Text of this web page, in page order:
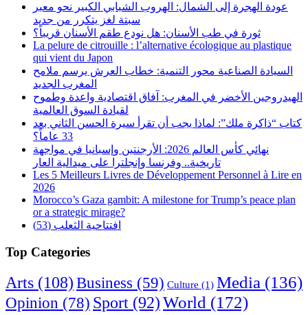
عودة الهجرة إلى الشمال: الهروب الشبابي الكبير نحو معبر
سبتة لغز يتكرر من جديد
ثورة في طب الأسنان: هل نودع طقم الأسنان قريباً؟
La pelure de citrouille : l’alternative écologique au plastique
qui vient du Japon
السيادة الصناعية محور التنمية: خطاب العرش يرسم ملامح
المغرب الجديد
الهيدروجين الأخضر في المغرب: آفاق اقتصادية واعدة وطموح
لقيادة السوق العالمية
كتاب “ذاكرة ملك”: لماذا يجب أن تقرأ سيرة الحسن الثاني بعد
33 عاماً؟
نهائي كأس العالم 2026: الأرجنتين وإسبانيا في مواجهة
تاريخية.. وفرنسا وإنجلترا على ميدالية العار
Les 5 Meilleurs Livres de Développement Personnel à Lire en
2026
Morocco’s Gaza gambit: A milestone for Trump’s peace plan
or a strategic mirage?
افتتاحية الثعلب (53)
Top Categories
Arts (108) Business (59) Culture (1) Media (136)
Opinion (78) Sport (92)World (172)